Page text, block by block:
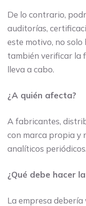
De lo contrario,
auditorías,
este motivo, no solo
también verificar la
lleva a cabo.
¿A quién afecta?
A fabricantes,
con marca propia y
analíticos periódicos.
¿Qué debe hacer
La empresa